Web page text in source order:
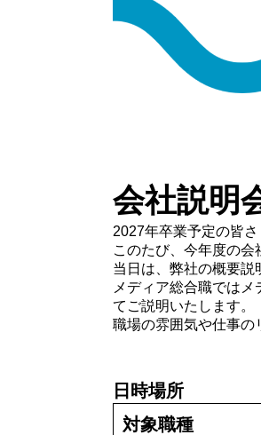
会社説明
2027年卒業予定の皆
このたび、今年度の会
当日は、弊社の概要説
メディア総合職では
てご説明いたします。
職場の雰囲気や仕事の
日時場所
対象職種